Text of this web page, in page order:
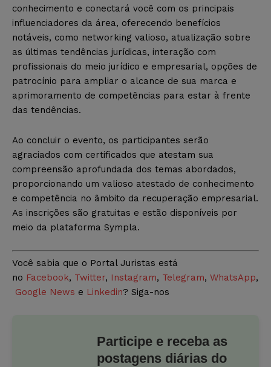
conhecimento e conectará você com os principais
influenciadores da área, oferecendo benefícios
notáveis, como networking valioso, atualização sobre
as últimas tendências jurídicas, interação com
profissionais do meio jurídico e empresarial, opções de
patrocínio para ampliar o alcance de sua marca e
aprimoramento de competências para estar à frente
das tendências.
Ao concluir o evento, os participantes serão
agraciados com certificados que atestam sua
compreensão aprofundada dos temas abordados,
proporcionando um valioso atestado de conhecimento
e competência no âmbito da recuperação empresarial.
As inscrições são gratuitas e estão disponíveis por
meio da plataforma Sympla.
Você sabia que o Portal Juristas está
no Facebook, Twitter, Instagram, Telegram, WhatsApp,
Google News e Linkedin? Siga-nos
Participe e receba as
postagens diárias do